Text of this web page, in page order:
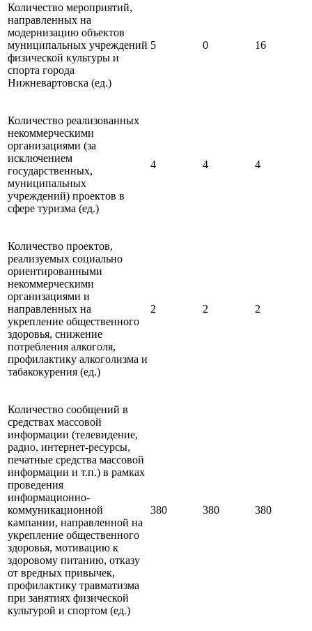
Количество мероприятий,
направленных на
модернизацию объектов
муниципальных учреждений
физической культуры и
спорта города
Нижневартовска (ед.)
5 0 16
Количество реализованных
некоммерческими
организациями (за
исключением
государственных,
муниципальных
учреждений) проектов в
сфере туризма (ед.)
4 4 4
Количество проектов,
реализуемых социально
ориентированными
некоммерческими
организациями и
направленных на
укрепление общественного
здоровья, снижение
потребления алкоголя,
профилактику алкоголизма и
табакокурения (ед.)
2 2 2
Количество сообщений в
средствах массовой
информации (телевидение,
радио, интернет-ресурсы,
печатные средства массовой
информации и т.п.) в рамках
проведения
информационно-
коммуникационной
кампании, направленной на
укрепление общественного
здоровья, мотивацию к
здоровому питанию, отказу
от вредных привычек,
профилактику травматизма
при занятиях физической
культурой и спортом (ед.)
380 380 380